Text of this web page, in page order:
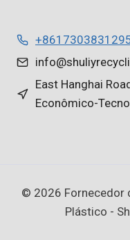
East Hanghai
Econômico-
© 2026 Fornecedor
Plástico -